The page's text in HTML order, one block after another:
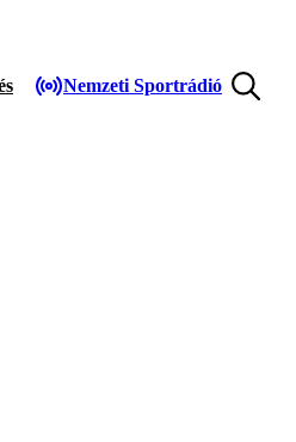
Nemzeti Sportrádió